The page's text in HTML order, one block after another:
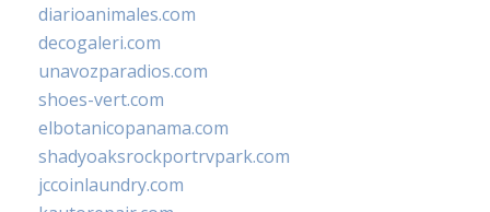
diarioanimales.com
decogaleri.com
unavozparadios.com
shoes-vert.com
elbotanicopanama.com
shadyoaksrockportrvpark.com
jccoinlaundry.com